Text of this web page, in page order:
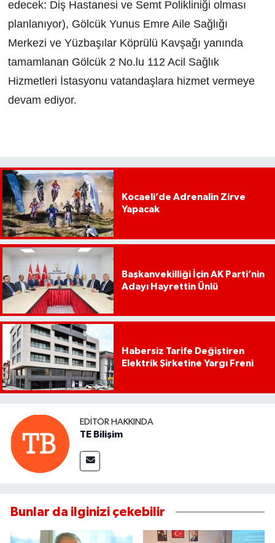
edecek: Diş Hastanesi ve Semt Polikliniği olması
planlanıyor), Gölcük Yunus Emre Aile Sağlığı
Merkezi ve Yüzbaşılar Köprülü Kavşağı yanında
tamamlanan Gölcük 2 No.lu 112 Acil Sağlık
Hizmetleri İstasyonu vatandaşlara hizmet vermeye
devam ediyor.
Kocaeli’de Adrenalin Zirve
Yapacak
Başkanvekilliği İçin AK Parti’nin
Adayı Hayrettin Ünlü
Habersiz Tarife Değiştiren
Elektrik Şirketine Yargı Freni
EDITÖR HAKKINDA
TE Bilişim
Bunlar da ilginizi çekebilir